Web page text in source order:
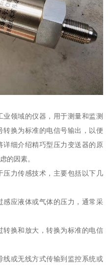
领域的仪器，用于测量和监测
换为标准的电信号输出，以便
细介绍精巧型压力变送器的原
的因素。
力传感技术，主要包括以下几
感应液体或气体的压力，通常采
换和放大，转换为标准的电信
或无线方式传输到监控系统或